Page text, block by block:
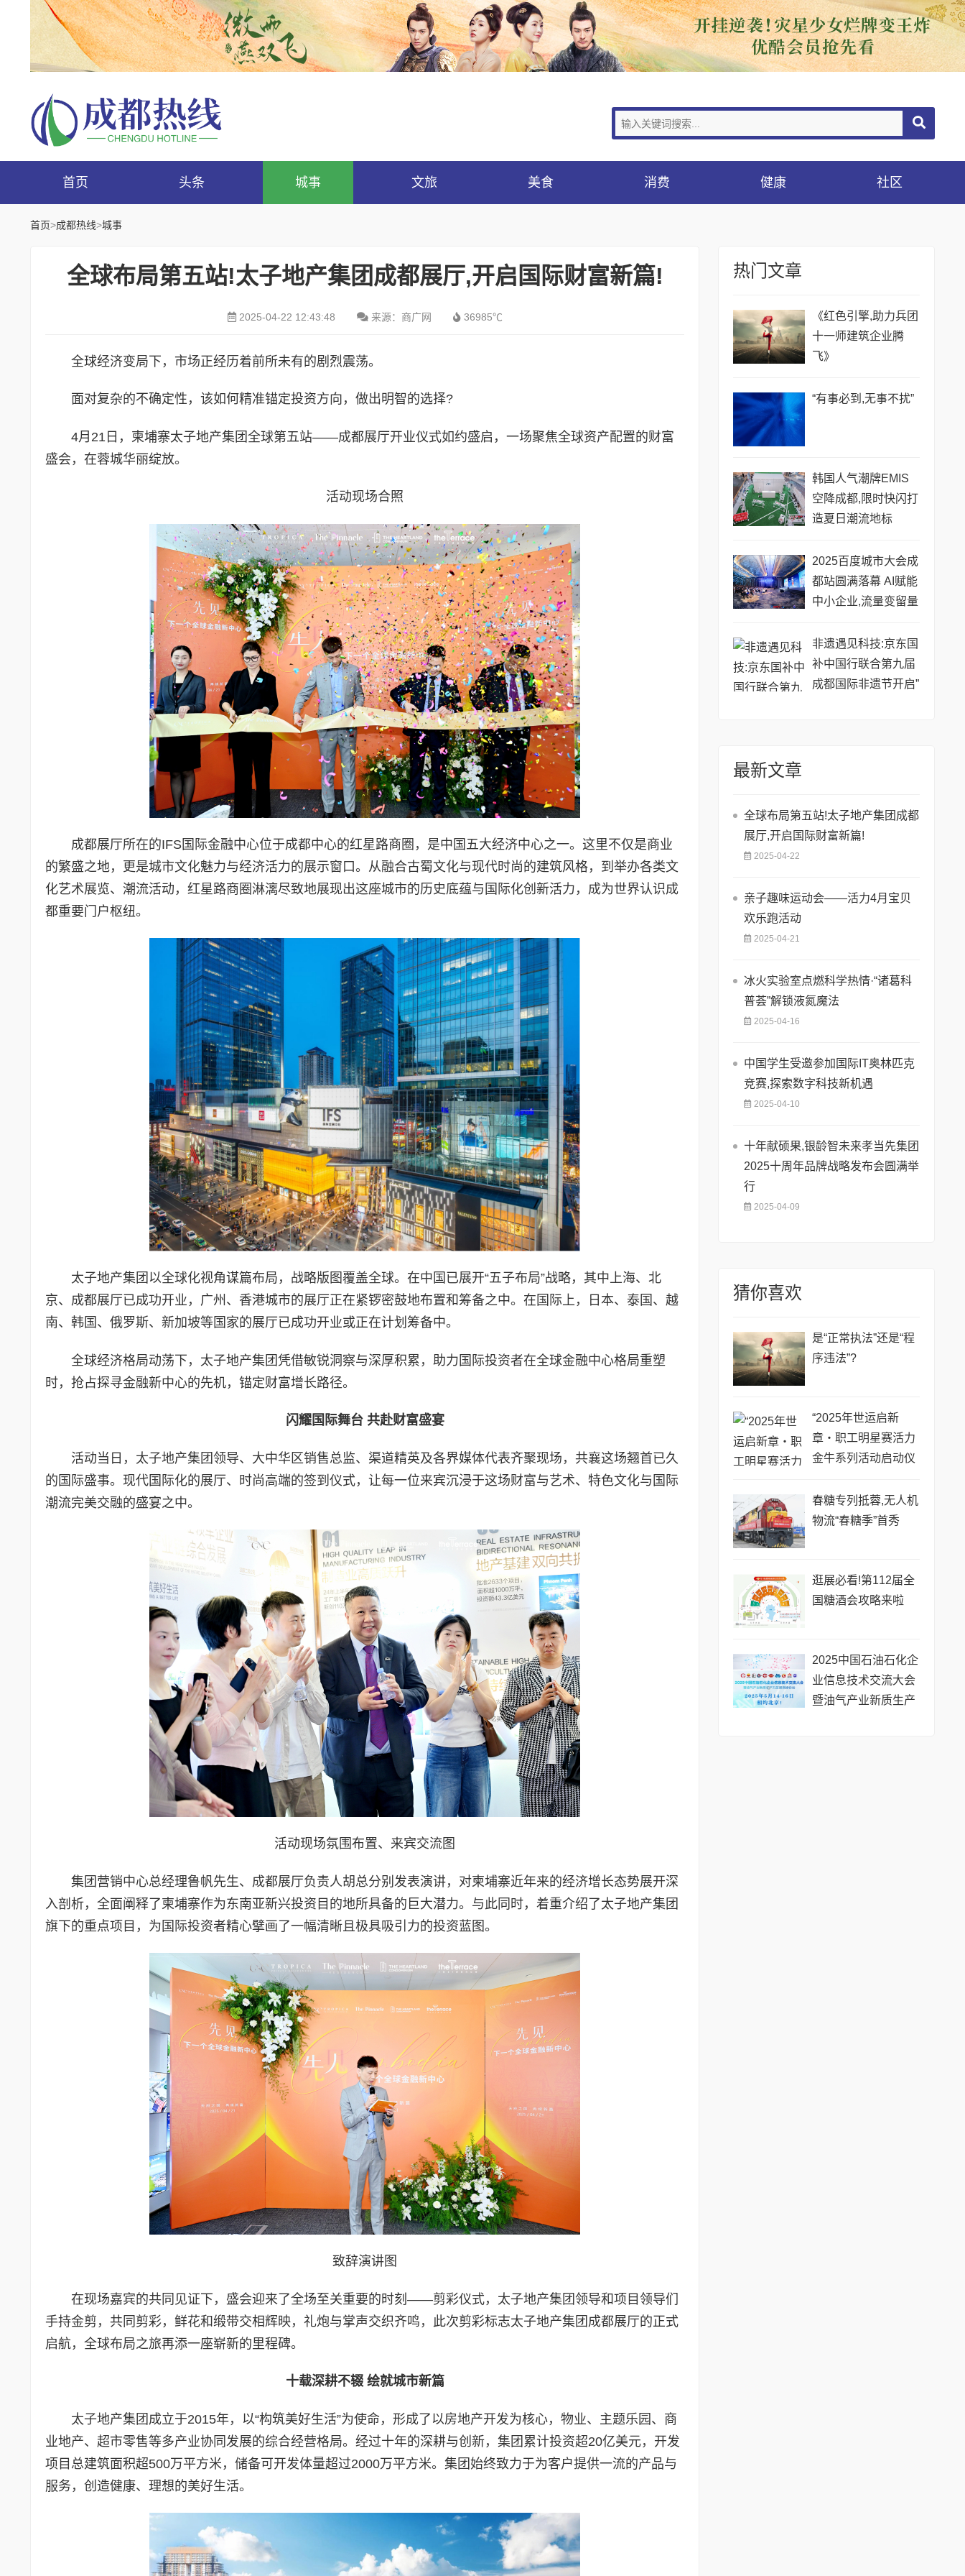
首页 头条 城事 文旅 美食 消费 健康 社区
首页>成都热线>城事
全球布局第五站!太子地产集团成都展厅,开启国际财富新篇!
2025-04-22 12:43:48 来源：商广网 36985℃
全球经济变局下，市场正经历着前所未有的剧烈震荡。
面对复杂的不确定性，该如何精准锚定投资方向，做出明智的选择?
4月21日，柬埔寨太子地产集团全球第五站——成都展厅开业仪式如约盛启，一场聚焦全球资产配置的财富
盛会，在蓉城华丽绽放。
活动现场合照
成都展厅所在的IFS国际金融中心位于成都中心的红星路商圈，是中国五大经济中心之一。这里不仅是商业
的繁盛之地，更是城市文化魅力与经济活力的展示窗口。从融合古蜀文化与现代时尚的建筑风格，到举办各类文
化艺术展览、潮流活动，红星路商圈淋漓尽致地展现出这座城市的历史底蕴与国际化创新活力，成为世界认识成
都重要门户枢纽。
太子地产集团以全球化视角谋篇布局，战略版图覆盖全球。在中国已展开“五子布局”战略，其中上海、北
京、成都展厅已成功开业，广州、香港城市的展厅正在紧锣密鼓地布置和筹备之中。在国际上，日本、泰国、越
南、韩国、俄罗斯、新加坡等国家的展厅已成功开业或正在计划筹备中。
全球经济格局动荡下，太子地产集团凭借敏锐洞察与深厚积累，助力国际投资者在全球金融中心格局重塑
时，抢占探寻金融新中心的先机，锚定财富增长路径。
闪耀国际舞台 共赴财富盛宴
活动当日，太子地产集团领导、大中华区销售总监、渠道精英及各界媒体代表齐聚现场，共襄这场翘首已久
的国际盛事。现代国际化的展厅、时尚高端的签到仪式，让每一位来宾沉浸于这场财富与艺术、特色文化与国际
潮流完美交融的盛宴之中。
活动现场氛围布置、来宾交流图
集团营销中心总经理鲁帆先生、成都展厅负责人胡总分别发表演讲，对柬埔寨近年来的经济增长态势展开深
入剖析，全面阐释了柬埔寨作为东南亚新兴投资目的地所具备的巨大潜力。与此同时，着重介绍了太子地产集团
旗下的重点项目，为国际投资者精心擘画了一幅清晰且极具吸引力的投资蓝图。
致辞演讲图
在现场嘉宾的共同见证下，盛会迎来了全场至关重要的时刻——剪彩仪式，太子地产集团领导和项目领导们
手持金剪，共同剪彩，鲜花和缎带交相辉映，礼炮与掌声交织齐鸣，此次剪彩标志太子地产集团成都展厅的正式
启航，全球布局之旅再添一座崭新的里程碑。
十载深耕不辍 绘就城市新篇
太子地产集团成立于2015年，以“构筑美好生活”为使命，形成了以房地产开发为核心，物业、主题乐园、商
业地产、超市零售等多产业协同发展的综合经营格局。经过十年的深耕与创新，集团累计投资超20亿美元，开发
项目总建筑面积超500万平方米，储备可开发体量超过2000万平方米。集团始终致力于为客户提供一流的产品与
服务，创造健康、理想的美好生活。
热门文章
《红色引擎,助力兵团
十一师建筑企业腾
飞》
“有事必到,无事不扰”
韩国人气潮牌EMIS
空降成都,限时快闪打
造夏日潮流地标
2025百度城市大会成
都站圆满落幕 AI赋能
中小企业,流量变留量
非遗遇见科技:京东国
补中国行联合第九届
成都国际非遗节开启”
最新文章
全球布局第五站!太子地产集团成都
展厅,开启国际财富新篇!
2025-04-22
亲子趣味运动会——活力4月宝贝
欢乐跑活动
2025-04-21
冰火实验室点燃科学热情·“诸葛科
普荟”解锁液氮魔法
2025-04-16
中国学生受邀参加国际IT奥林匹克
竞赛,探索数字科技新机遇
2025-04-10
十年献硕果,银龄智未来孝当先集团
2025十周年品牌战略发布会圆满举
行
2025-04-09
猜你喜欢
是“正常执法”还是“程
序违法”?
“2025年世运启新
章・职工明星赛活力
金牛系列活动启动仪
绿道健身活动”圆满举
行
春糖专列抵蓉,无人机
物流“春糖季”首秀
逛展必看!第112届全
国糖酒会攻略来啦
2025中国石油石化企
业信息技术交流大会
暨油气产业新质生产